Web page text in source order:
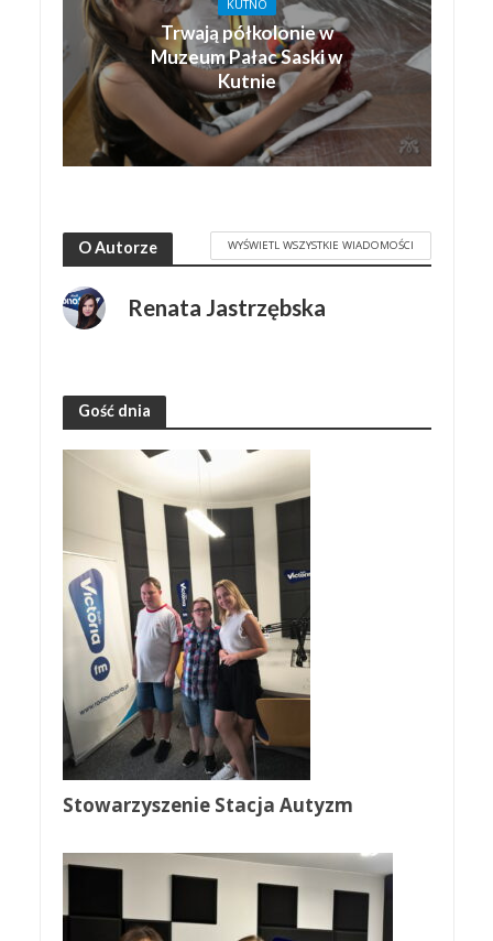
KUTNO
Trwają półkolonie w
Muzeum Pałac Saski w
Kutnie
O Autorze WYŚWIETL WSZYSTKIE WIADOMOŚCI
Renata Jastrzębska
Gość dnia
Stowarzyszenie Stacja Autyzm